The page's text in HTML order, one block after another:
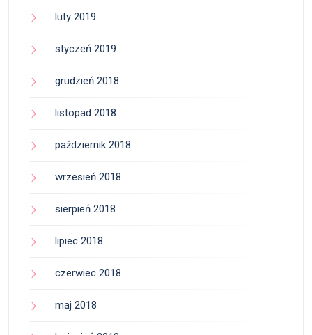
luty 2019
styczeń 2019
grudzień 2018
listopad 2018
październik 2018
wrzesień 2018
sierpień 2018
lipiec 2018
czerwiec 2018
maj 2018